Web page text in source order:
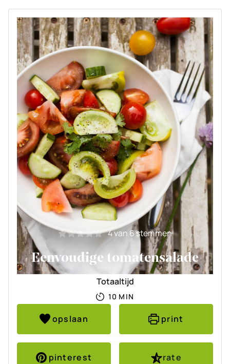
4van 6stemmen
Eenvoudige tomatensalade
Totaaltijd
10 MINUTEN
MIN
opslaan print
pinterest
rate